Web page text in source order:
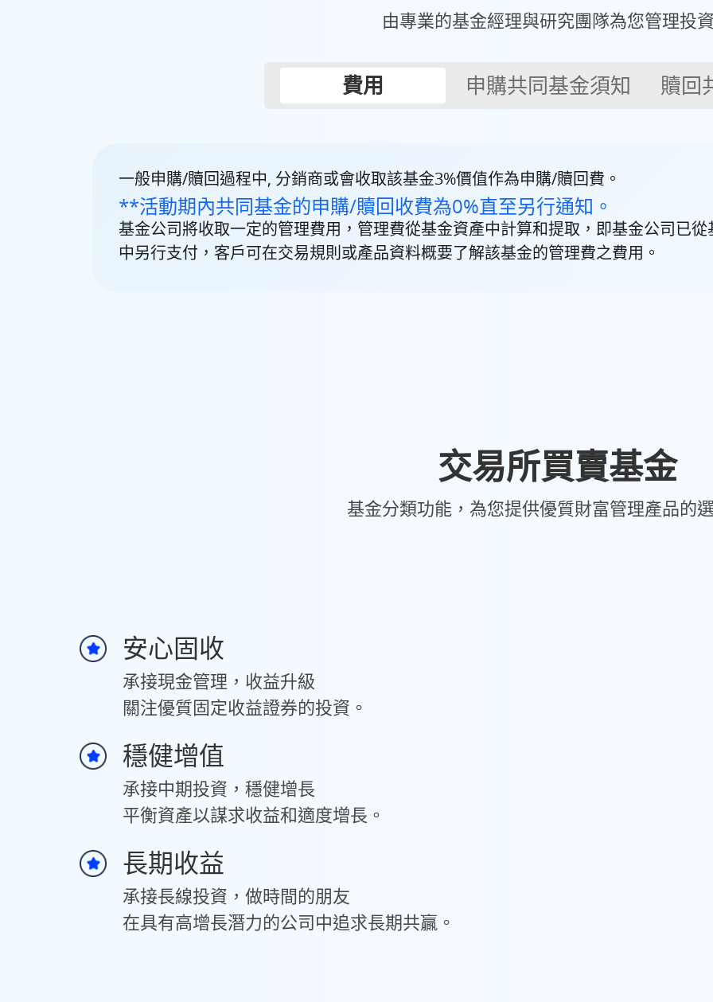
由專業的基金經理與研究團隊為您管理投
費用 申購共同基金須知 贖回
一般申購/贖回過程中, 分銷商或會收取該基金3%價值作為申購/贖回費。
**活動期內共同基金的申購/贖回收費為0%直至另行通知。
基金公司將收取一定的管理費用，管理費從基金資產中計算和提取，即基金公司已
中另行支付，客戶可在交易規則或產品資料概要了解該基金的管理費之費用。
交易所買賣基金
基金分類功能，為您提供優質財富管理產品的
安心固收
承接現金管理，收益升級
關注優質固定收益證券的投資。
穩健增值
承接中期投資，穩健增長
平衡資產以謀求收益和適度增長。
長期收益
承接長線投資，做時間的朋友
在具有高增長潛力的公司中追求長期共贏。